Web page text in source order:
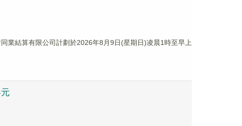
業結算有限公司計劃於2026年8月9日(星期日)凌晨1時至早上